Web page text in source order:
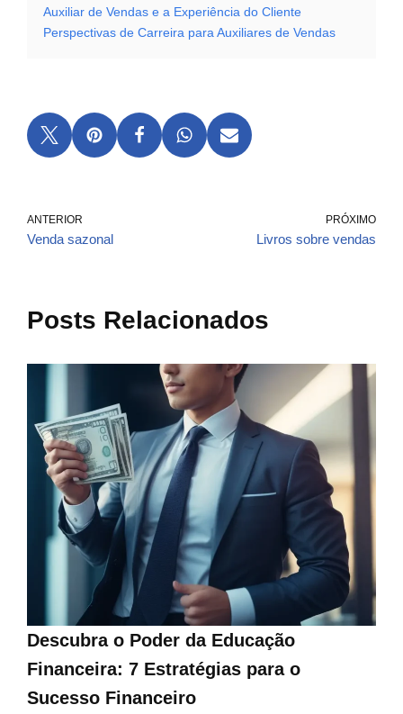
Auxiliar de Vendas e a Experiência do Cliente
Perspectivas de Carreira para Auxiliares de Vendas
ANTERIOR
Venda sazonal
PRÓXIMO
Livros sobre vendas
Posts Relacionados
Descubra o Poder da Educação
Financeira: 7 Estratégias para o
Sucesso Financeiro